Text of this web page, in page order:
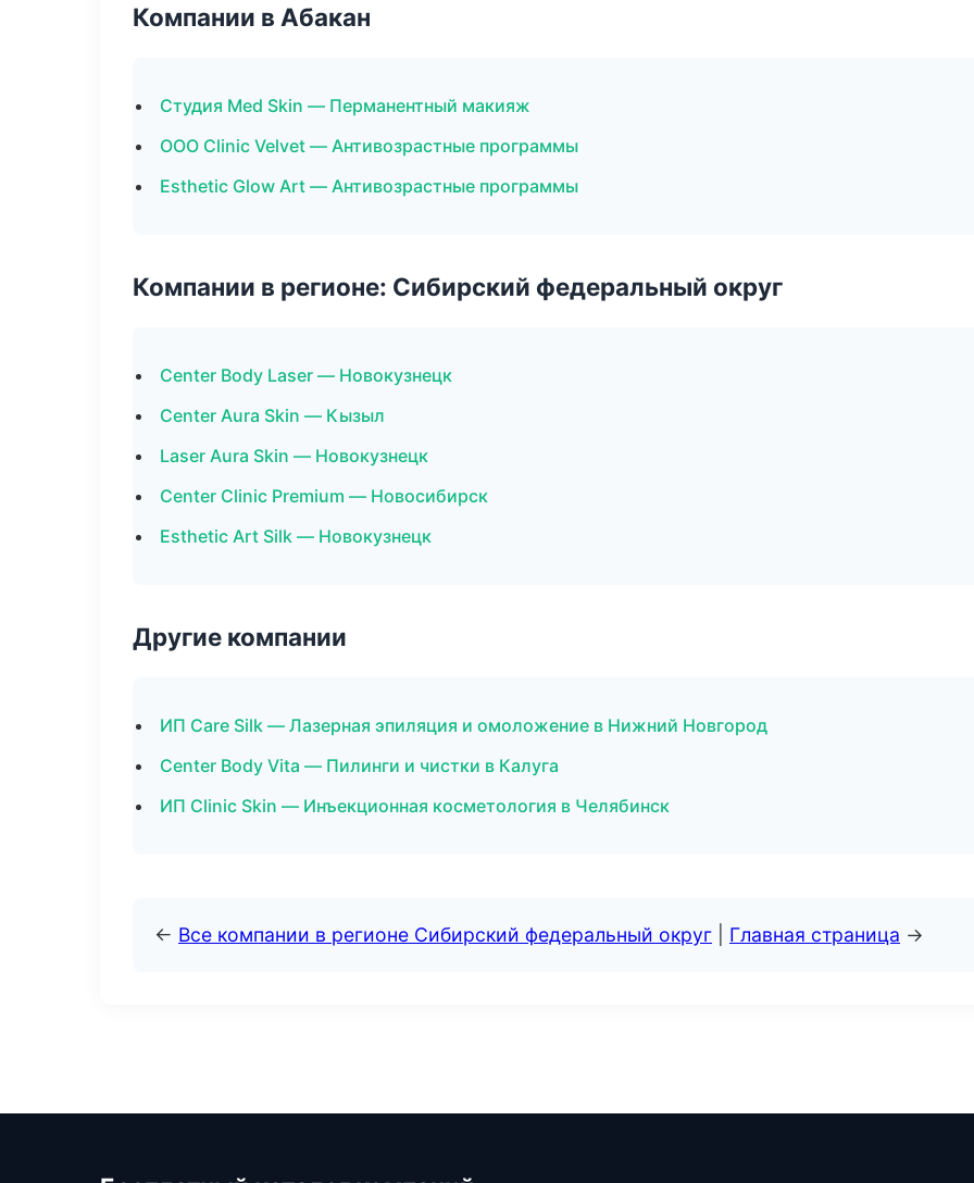
Компании в Абакан
Студия Med Skin — Перманентный макияж
ООО Clinic Velvet — Антивозрастные программы
Esthetic Glow Art — Антивозрастные программы
Компании в регионе: Сибирский федеральный округ
Center Body Laser — Новокузнецк
Center Aura Skin — Кызыл
Laser Aura Skin — Новокузнецк
Center Clinic Premium — Новосибирск
Esthetic Art Silk — Новокузнецк
Другие компании
ИП Care Silk — Лазерная эпиляция и омоложение в Нижний Новгород
Center Body Vita — Пилинги и чистки в Калуга
ИП Clinic Skin — Инъекционная косметология в Челябинск
← Все компании в регионе Сибирский федеральный округ Главная страница →